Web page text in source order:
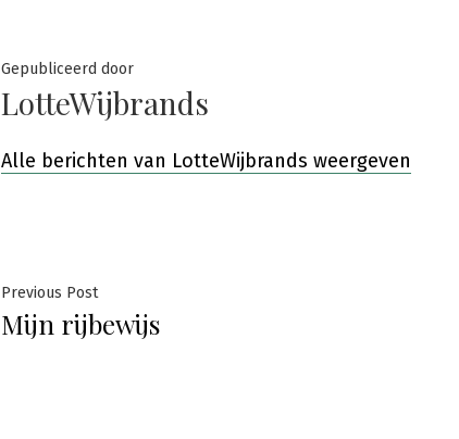
Gepubliceerd door
LotteWijbrands
Alle berichten van LotteWijbrands weergeven
Bericht
navigatie
Previous PostPrevious
post:
Mijn rijbewijs